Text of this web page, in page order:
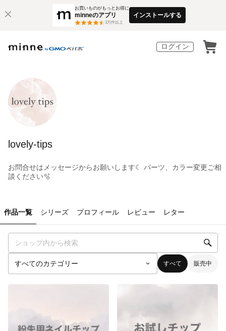
お買いものがもっとお得に
minneのアプリ
3万件以上
インストールする
ログイン
lovely-tips
お問合せはメッセージからお願いします☾ パーツ、カラー変更ご相
談ください🫧
作品一覧 シリーズ プロフィール レビュー レター
すべて 販売中